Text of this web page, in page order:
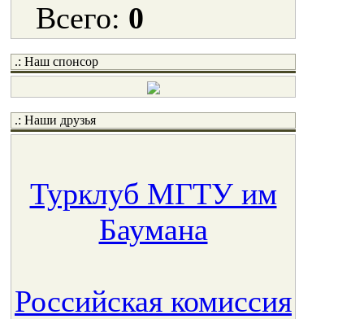
Всего: 0
.: Наш спонсор
.: Наши друзья
Турклуб МГТУ им
Баумана
Российская комиссия